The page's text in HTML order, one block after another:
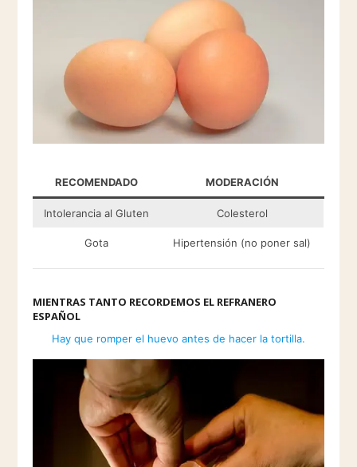
RECOMENDADO MODERACIÓN
Intolerancia al Gluten Colesterol
Gota Hipertensión (no poner sal)
MIENTRAS TANTO RECORDEMOS EL REFRANERO
ESPAÑOL
Hay que romper el huevo antes de hacer la tortilla.